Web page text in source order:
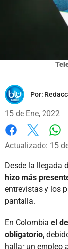
Por:
15 de Ene, 2022
Facebook
X
Actualizado: 15
Desde la llegada
hizo más
entrevistas y los
pantalla.
En Colombia el
obligatorio,
hallar un empleo